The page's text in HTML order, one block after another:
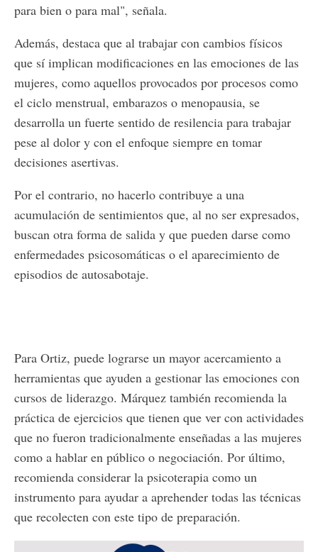
para bien o para mal", señala.
Además, destaca que al trabajar con cambios físicos
que sí implican modificaciones en las emociones de las
mujeres, como aquellos provocados por procesos como
el ciclo menstrual, embarazos o menopausia, se
desarrolla un fuerte sentido de resilencia para trabajar
pese al dolor y con el enfoque siempre en tomar
decisiones asertivas.
Por el contrario, no hacerlo contribuye a una
acumulación de sentimientos que, al no ser expresados,
buscan otra forma de salida y que pueden darse como
enfermedades psicosomáticas o el aparecimiento de
episodios de autosabotaje.
Para Ortiz, puede lograrse un mayor acercamiento a
herramientas que ayuden a gestionar las emociones con
cursos de liderazgo. Márquez también recomienda la
práctica de ejercicios que tienen que ver con actividades
que no fueron tradicionalmente enseñadas a las mujeres
como a hablar en público o negociación. Por último,
recomienda considerar la psicoterapia como un
instrumento para ayudar a aprehender todas las técnicas
que recolecten con este tipo de preparación.